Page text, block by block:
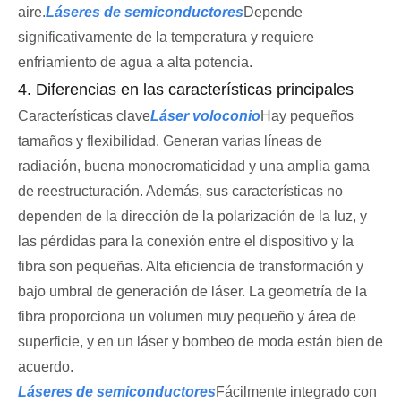
aire.Láseres de semiconductoresDepende
significativamente de la temperatura y requiere
enfriamiento de agua a alta potencia.
4. Diferencias en las características principales
Características claveLáser voloconioHay pequeños
tamaños y flexibilidad. Generan varias líneas de
radiación, buena monocromaticidad y una amplia gama
de reestructuración. Además, sus características no
dependen de la dirección de la polarización de la luz, y
las pérdidas para la conexión entre el dispositivo y la
fibra son pequeñas. Alta eficiencia de transformación y
bajo umbral de generación de láser. La geometría de la
fibra proporciona un volumen muy pequeño y área de
superficie, y en un láser y bombeo de moda están bien de
acuerdo.
Láseres de semiconductoresFácilmente integrado con